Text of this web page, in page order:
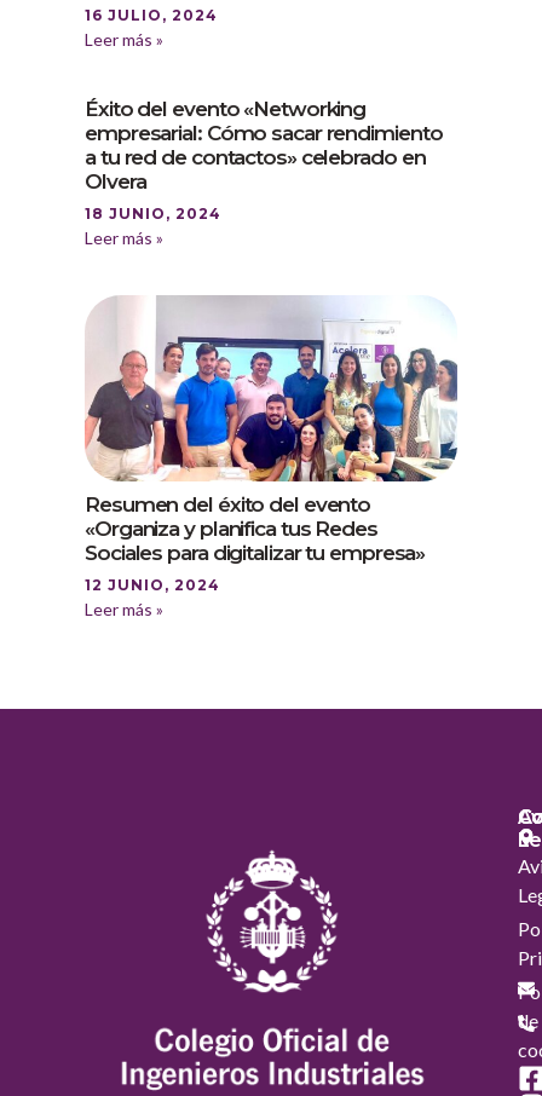
16 JULIO, 2024
Leer más »
Éxito del evento «Networking
empresarial: Cómo sacar rendimiento
a tu red de contactos» celebrado en
Olvera
18 JUNIO, 2024
Leer más »
Resumen del éxito del evento
«Organiza y planifica tus Redes
Sociales para digitalizar tu empresa»
12 JUNIO, 2024
Leer más »
de